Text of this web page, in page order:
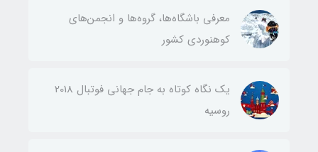
معرفی باشگاه‌ها، گروه‌ها و انجمن‌های
کوهنوردی کشور
یک نگاه کوتاه به جام جهانی فوتبال 2018
روسیه